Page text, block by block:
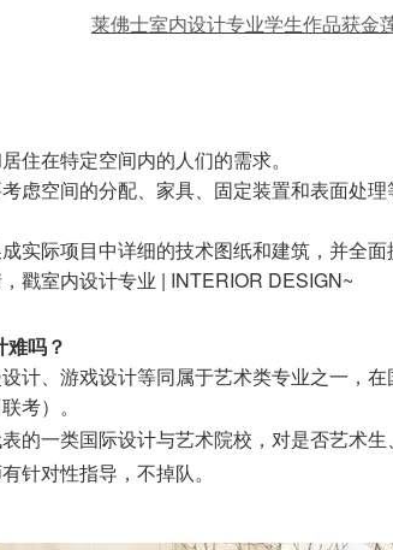
莱佛士室内设计专业学生作品获金
住在特定空间内的人们的需求。
虑空间的分配、家具、固定装置和表面处
实际项目中详细的技术图纸和建筑，并全
戳室内设计专业 | INTERIOR DESIGN~
吗？
计、游戏设计等同属于艺术类专业之一，
考）。
的一类国际设计与艺术院校，对是否艺术
针对性指导，不掉队。